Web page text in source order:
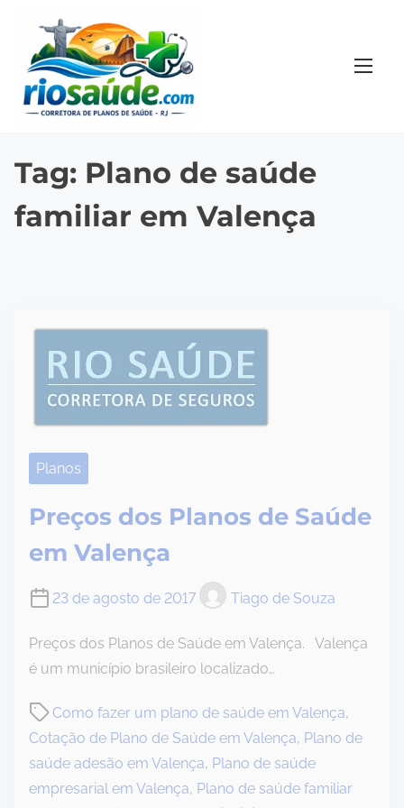
Tag: Plano de saúde
familiar em Valença
Planos
Preços dos Planos de Saúde
em Valença
23 de agosto de 2017 Tiago de Souza
Preços dos Planos de Saúde em Valença. Valença
é um município brasileiro localizado…
Como fazer um plano de saúde em Valença,
Cotação de Plano de Saúde em Valença, Plano de
saúde adesão em Valença, Plano de saúde
empresarial em Valença, Plano de saúde familiar
P
o
s
t